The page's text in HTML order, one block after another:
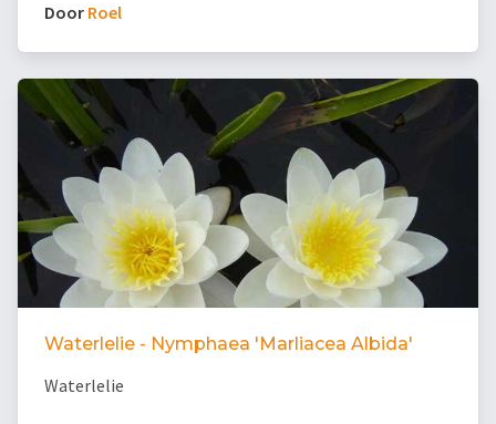
Door Roel
Waterlelie - Nymphaea 'Marliacea Albida'
Waterlelie